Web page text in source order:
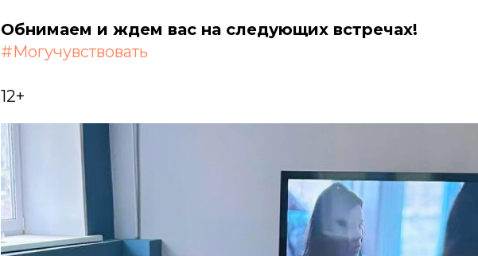
Обнимаем и ждем вас на следующих встречах!
#Могучувствовать
12+